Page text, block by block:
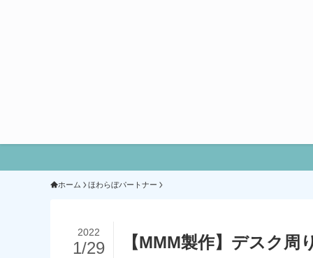
ホーム ほわらぼパートナー
【MMM製作】デスク
2022
1/29